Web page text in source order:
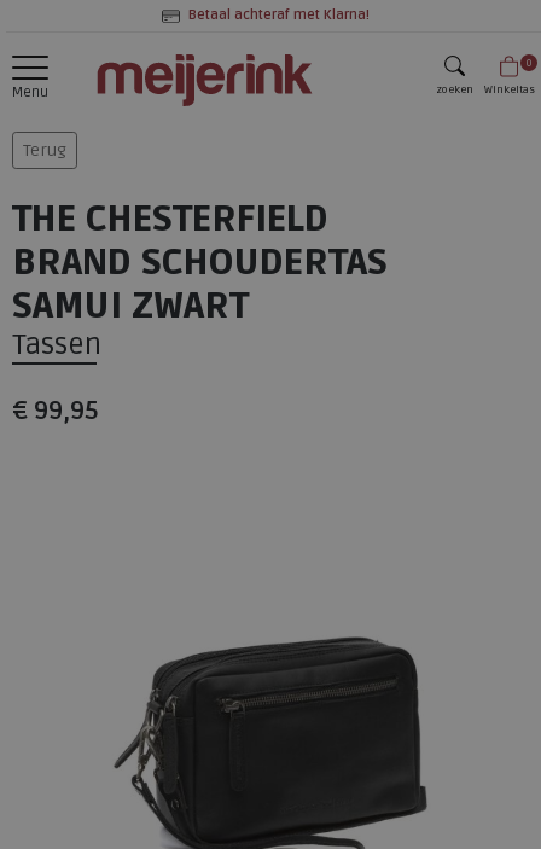
Betaal achteraf met Klarna!
Menu zoeken
0
Winkeltas
Terug
THE CHESTERFIELD
BRAND SCHOUDERTAS
SAMUI ZWART
Tassen
€ 99,95